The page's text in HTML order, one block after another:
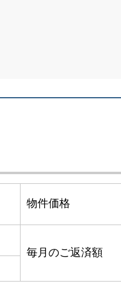
物件価格
毎月のご返済額